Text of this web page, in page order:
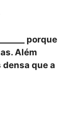
porque
Além
densa que a